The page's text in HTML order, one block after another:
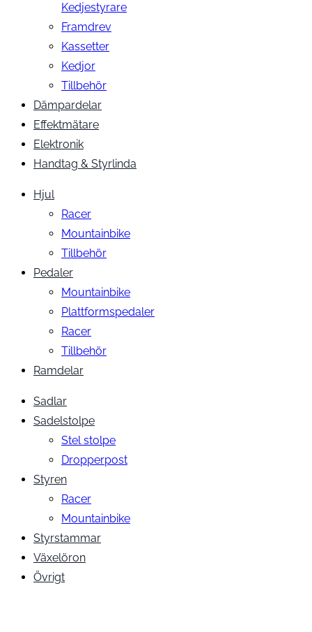
Kedjestyrare
Framdrev
Kassetter
Kedjor
Tillbehör
Dämpardelar
Effektmätare
Elektronik
Handtag & Styrlinda
Hjul
Racer
Mountainbike
Tillbehör
Pedaler
Mountainbike
Plattformspedaler
Racer
Tillbehör
Ramdelar
Sadlar
Sadelstolpe
Stel stolpe
Dropperpost
Styren
Racer
Mountainbike
Styrstammar
Växelöron
Övrigt